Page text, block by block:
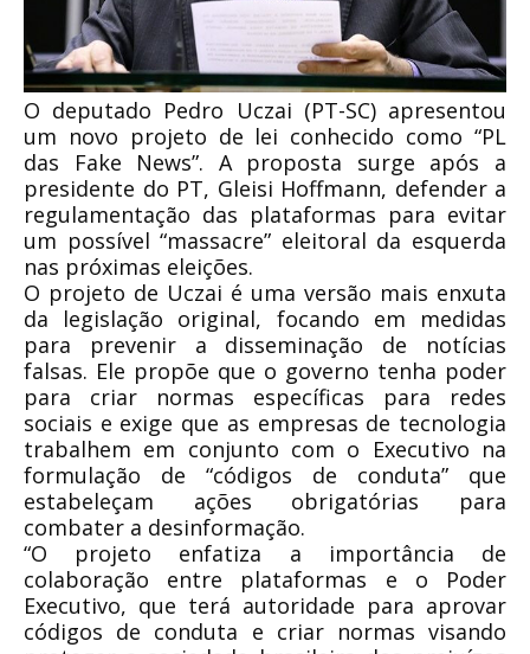
O deputado Pedro Uczai (PT-SC) apresentou
um novo projeto de lei conhecido como “PL
das Fake News”. A proposta surge após a
presidente do PT, Gleisi Hoffmann, defender a
regulamentação das plataformas para evitar
um possível “massacre” eleitoral da esquerda
nas próximas eleições.
O projeto de Uczai é uma versão mais enxuta
da legislação original, focando em medidas
para prevenir a disseminação de notícias
falsas. Ele propõe que o governo tenha poder
para criar normas específicas para redes
sociais e exige que as empresas de tecnologia
trabalhem em conjunto com o Executivo na
formulação de “códigos de conduta” que
estabeleçam ações obrigatórias para
combater a desinformação.
“O projeto enfatiza a importância de
colaboração entre plataformas e o Poder
Executivo, que terá autoridade para aprovar
códigos de conduta e criar normas visando